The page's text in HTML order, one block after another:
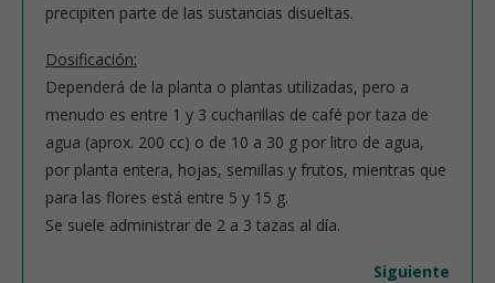
precipiten parte de las sustancias disueltas.
Dosificación:
Dependerá de la planta o plantas utilizadas, pero a
menudo es entre 1 y 3 cucharillas de café por taza de
agua (aprox. 200 cc) o de 10 a 30 g por litro de agua,
por planta entera, hojas, semillas y frutos, mientras que
para las flores está entre 5 y 15 g.
Se suele administrar de 2 a 3 tazas al día.
Siguiente